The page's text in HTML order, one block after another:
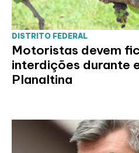
DISTRITO FEDERAL
Motoristas devem
interdições durante
Planaltina